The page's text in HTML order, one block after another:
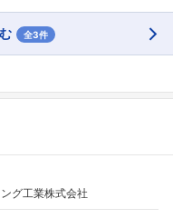
全3件
グ工業株式会社